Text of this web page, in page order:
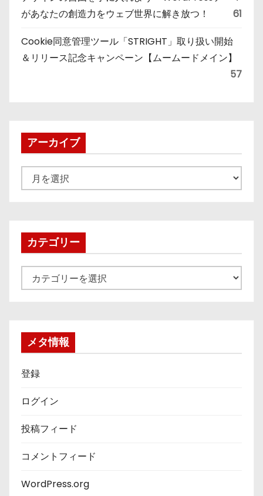
があなたの創造力をウェブ世界に解き放つ！
61
Cookie同意管理ツール「STRIGHT」取り扱い開始
＆リリース記念キャンペーン【ムームードメイン】
57
アーカイブ
ー
ブカテゴリー
テ
メタ情報
登録
ログイン
投稿フィード
コメントフィード
WordPress.org